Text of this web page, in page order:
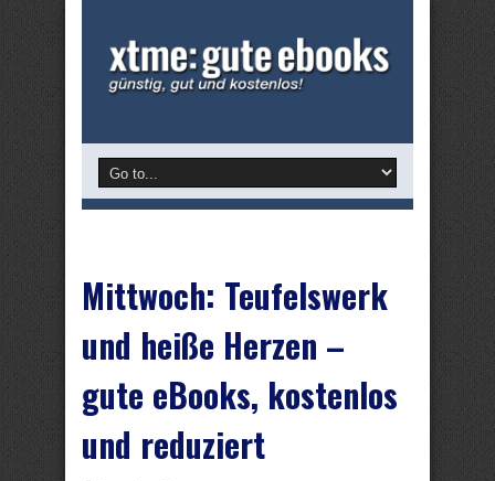
Mittwoch: Teufelswerk
und heiße Herzen –
gute eBooks, kostenlos
und reduziert